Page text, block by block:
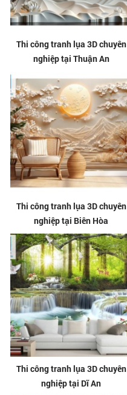
Thi công tranh lụa 3D chuyên
nghiệp tại Thuận An
Thi công tranh lụa 3D chuyên
nghiệp tại Biên Hòa
Thi công tranh lụa 3D chuyên
nghiệp tại Dĩ An